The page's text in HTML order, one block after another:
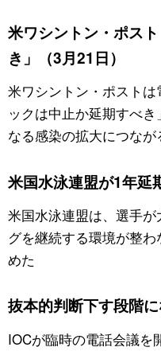
米ワシントン・ポス
き」（3月21日）
米ワシントン・ポスト
ックは中止か延期すべ
なる感染の拡大につな
米国水泳連盟が1年延
米国水泳連盟は、選手
グを継続する環境が整
めた
抜本的判断下す段階に
IOCが臨時の電話会議を